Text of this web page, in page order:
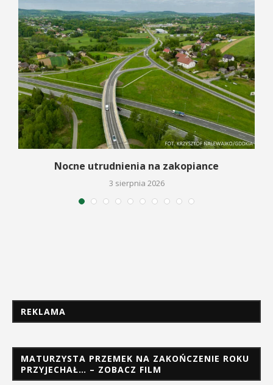
Nocne utrudnienia na zakopiance
3 sierpnia 2026
REKLAMA
MATURZYSTA PRZEMEK NA ZAKOŃCZENIE ROKU
PRZYJECHAŁ… – ZOBACZ FILM